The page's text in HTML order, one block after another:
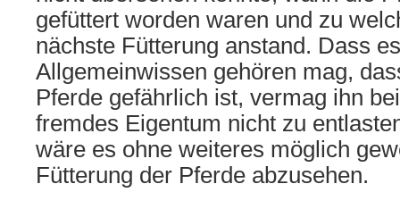
gefüttert worden waren und zu
nächste Fütterung anstand. Dass
Allgemeinwissen gehören mag,
Pferde gefährlich ist, vermag ihn
fremdes Eigentum nicht zu
wäre es ohne weiteres möglich
Fütterung der Pferde abzusehen.